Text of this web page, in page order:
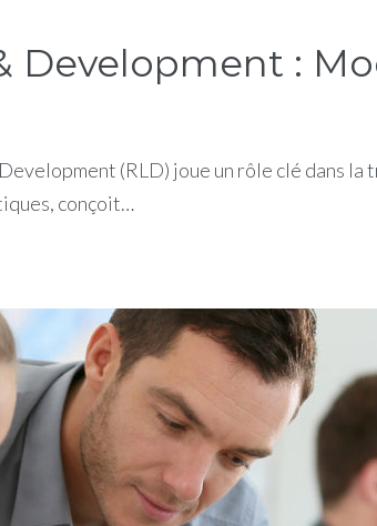
Development :
(RLD) joue un rôle clé dans
conçoit…